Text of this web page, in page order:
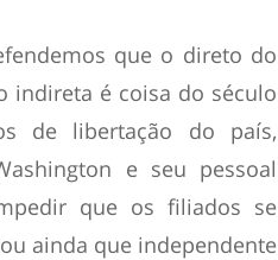
que o direto do
indireta é coisa do século
de libertação do país,
e seu pessoal
que os filiados se
ainda que independente